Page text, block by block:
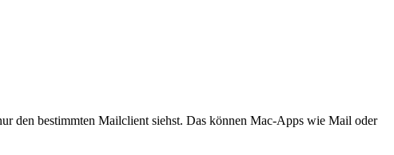
den bestimmten Mailclient siehst. Das können Mac-Apps wie Mail oder